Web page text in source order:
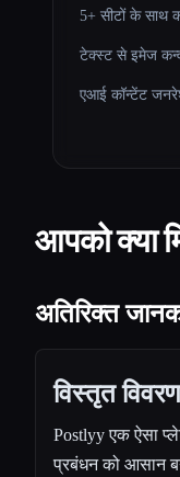
5+ सीटों के साथ
टेक्स्ट से इमेज
एआई कॉन्टेंट
आपको क्या
अतिरिक्त
विस्तृत
Postlyy एक ऐसा
प्रबंधन को आसान